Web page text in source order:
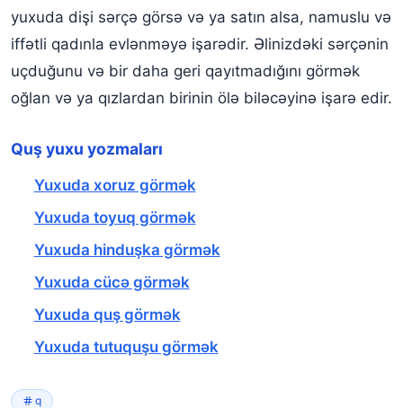
yuxuda dişi sərçə görsə və ya satın alsa, namuslu və
iffətli qadınla evlənməyə işarədir. Əlinizdəki sərçənin
uçduğunu və bir daha geri qayıtmadığını görmək
oğlan və ya qızlardan birinin ölə biləcəyinə işarə edir.
Quş yuxu yozmaları
Yuxuda xoruz görmək
Yuxuda toyuq görmək
Yuxuda hinduşka görmək
Yuxuda cücə görmək
Yuxuda quş görmək
Yuxuda tutuquşu görmək
q